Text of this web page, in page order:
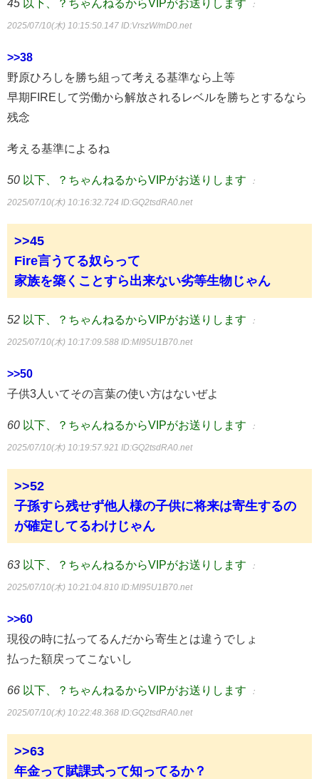
45 以下、？ちゃんねるからVIPがお送りします ：
2025/07/10(木) 10:15:50.147 ID:VrszW/mD0.net
>>38
野原ひろしを勝ち組って考える基準なら上等
早期FIREして労働から解放されるレベルを勝ちとするなら
残念
考える基準によるね
50 以下、？ちゃんねるからVIPがお送りします ：
2025/07/10(木) 10:16:32.724 ID:GQ2tsdRA0.net
>>45
Fire言うてる奴らって
家族を築くことすら出来ない劣等生物じゃん
52 以下、？ちゃんねるからVIPがお送りします ：
2025/07/10(木) 10:17:09.588 ID:MI95U1B70.net
>>50
子供3人いてその言葉の使い方はないぜよ
60 以下、？ちゃんねるからVIPがお送りします ：
2025/07/10(木) 10:19:57.921 ID:GQ2tsdRA0.net
>>52
子孫すら残せず他人様の子供に将来は寄生するの
が確定してるわけじゃん
63 以下、？ちゃんねるからVIPがお送りします ：
2025/07/10(木) 10:21:04.810 ID:MI95U1B70.net
>>60
現役の時に払ってるんだから寄生とは違うでしょ
払った額戻ってこないし
66 以下、？ちゃんねるからVIPがお送りします ：
2025/07/10(木) 10:22:48.368 ID:GQ2tsdRA0.net
>>63
年金って賦課式って知ってるか？